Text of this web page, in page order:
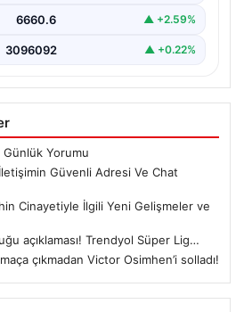
6660.6 ▲ +2.59%
3096092 ▲ +0.22%
Yorumu
Güvenli Adresi Ve Chat
Cinayetiyle İlgili Yeni Gelişmeler ve
açıklaması! Trendyol Süper Lig…
çıkmadan Victor Osimhen’i solladı!